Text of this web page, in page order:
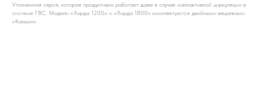
Утонченная серия, которая продуктивно работает даже в случае малоактивной циркуляции в
системе ГВС. Модели «Хорда 1200» и «Хорда 1800» комплектуются двойными вешалками
«Каньон».